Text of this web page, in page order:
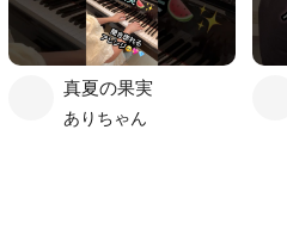
真夏の果実
ありちゃん